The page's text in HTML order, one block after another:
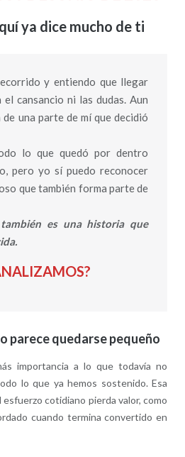
ya dice mucho de ti
y entiendo que llegar
cansancio ni las dudas. Aun
de una parte de mí que decidió
lo que quedó por dentro
pero yo sí puedo reconocer
que también forma parte de
es una historia que
parece quedarse pequeño
importancia a lo que todavía no
lo que ya hemos sostenido. Esa
cotidiano pierda valor, como
cuando termina convertido en